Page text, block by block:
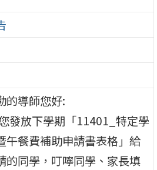
的導師您好:
發放下學期「11401_特定學
午餐費補助申請書表格」給
的同學，叮嚀同學、家長填